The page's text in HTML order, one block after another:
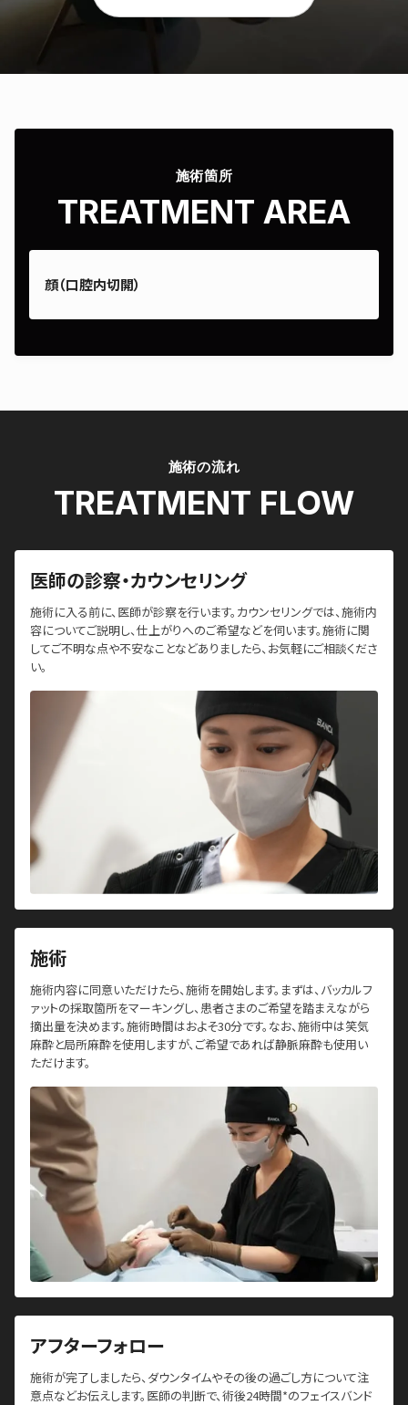
施術箇所
TREATMENT AREA
顔（口腔内切開）
施術の流れ
TREATMENT FLOW
医師の診察・カウンセリング
施術に入る前に、医師が診察を行います。カウンセリングでは、施術内
容についてご説明し、仕上がりへのご希望などを伺います。施術に関
してご不明な点や不安なことなどありましたら、お気軽にご相談くださ
い。
施術
施術内容に同意いただけたら、施術を開始します。まずは、バッカルフ
ァットの採取箇所をマーキングし、患者さまのご希望を踏まえながら
摘出量を決めます。施術時間はおよそ30分です。なお、施術中は笑気
麻酔と局所麻酔を使用しますが、ご希望であれば静脈麻酔も使用い
ただけます。
アフターフォロー
施術が完了しましたら、ダウンタイムやその後の過ごし方について注
意点などお伝えします。医師の判断で、術後24時間*のフェイスバンド